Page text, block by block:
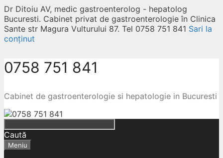
Dr Ditoiu AV, medic gastroenterolog - hepatolog
Bucuresti. Cabinet privat de gastroenterologie în Clinica
Sante str Magura Vulturului 87. Tel 0758 751 841 Sari la
conținut
0758 751 841
Cabinet de gastroenterologie si hepatologie in Bucuresti
Caută
Meniu